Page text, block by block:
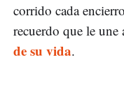
corrido cada
recuerdo que le une
de su vida.